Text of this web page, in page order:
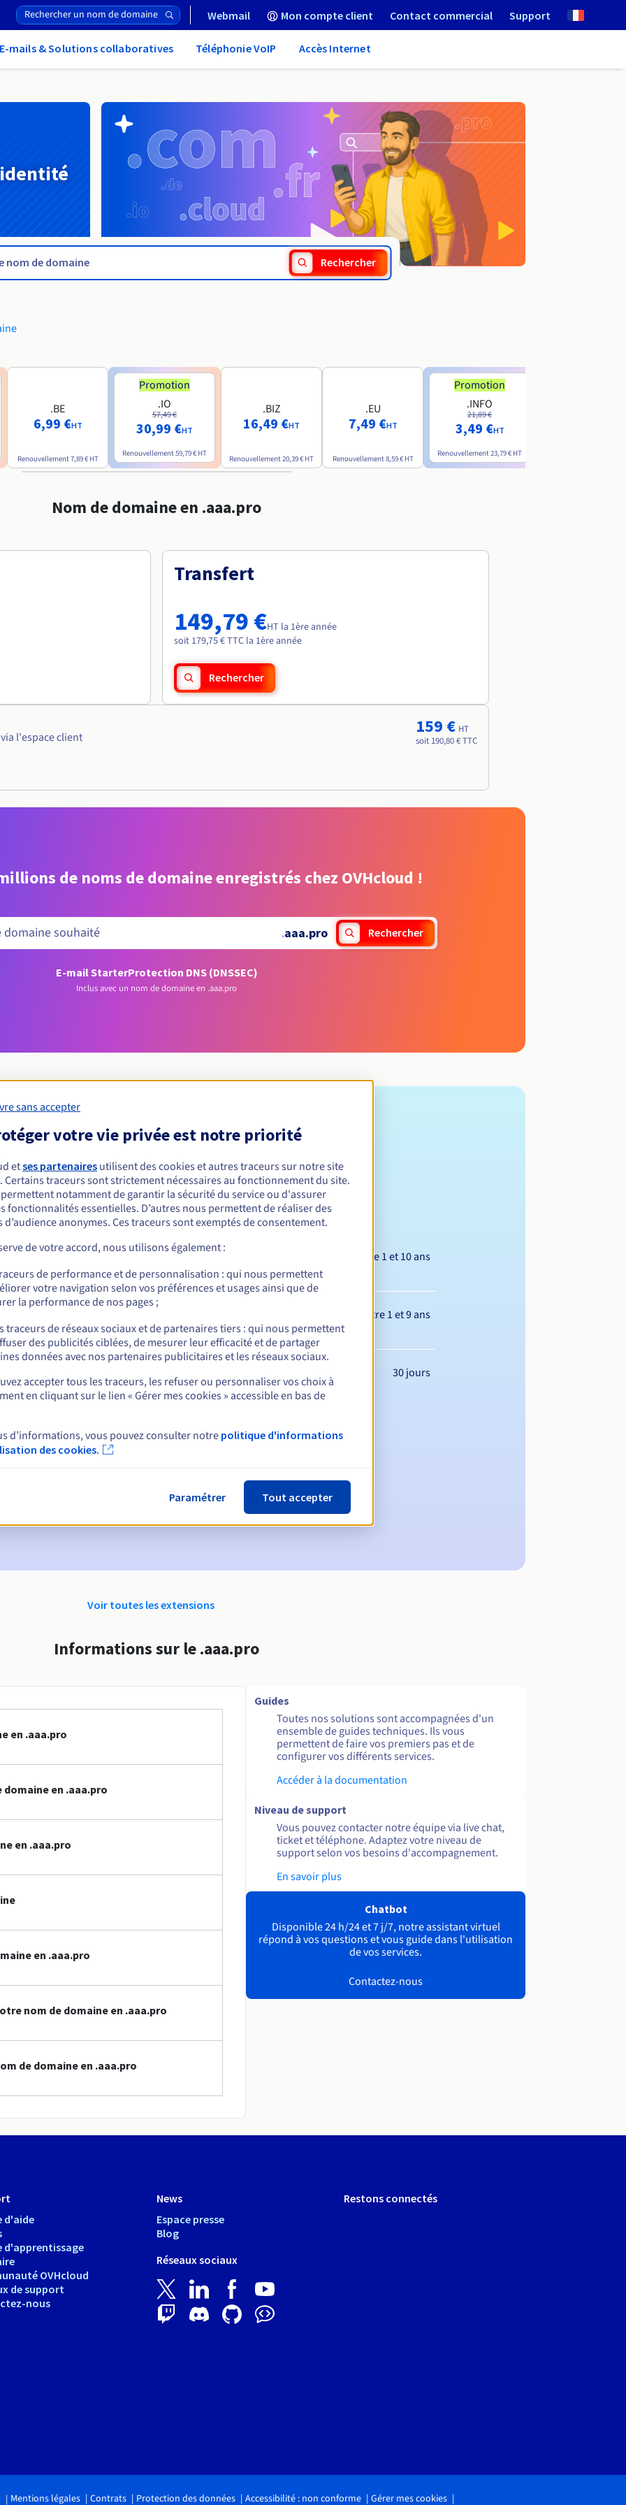
Webmail Mon compte client Contact commercial Support
E-mails & Solutions collaboratives Téléphonie VoIP Accès Internet
Rechercher
.BE
6,99 €HT
Renouvellement7,89 € HT
Promotion
.IO
57,49 €
30,99 €HT
Renouvellement59,79 € HT
.BIZ
16,49 €HT
Renouvellement20,39 € HT
.EU
7,49 €HT
Renouvellement8,59 € HT
Promotion
.INFO
21,89 €
3,49 €HT
Renouvellement23,79 € HT
Nom de domaine en .aaa.pro
Transfert
149,79 €HT la 1ère année
soit 179,75 € TTC la 1ère année
Rechercher
l'espace client
159 € HT
soit 190,80 € TTC
de noms de domaine enregistrés chez OVHcloud !
.aaa.pro Rechercher
E-mail StarterProtection DNS (DNSSEC)
Inclus avec un nom de domaine en .aaa.pro
Conditions d'éligibilité
.aaa.pro ?
physiques ou morales, sans restriction géographique.
Règles de gestion et notifications
Entre 1 et 10 ans
Entre 1 et 9 ans
30 jours
:
60, 30, 15, 7 et 3 jours avant la date d'échéance
pour notification de la suspension du nom de domaine
de rédemption pour notification de la suppression du nom de domaine
Voir toutes les extensions
Informations sur le .aaa.pro
en .aaa.pro
en .aaa.pro
en .aaa.pro
en .aaa.pro
nom de domaine en .aaa.pro
de domaine en .aaa.pro
Guides
Toutes nos solutions sont accompagnées d'un
ensemble de guides techniques. Ils vous
permettent de faire vos premiers pas et de
configurer vos différents services.
Accéder à la documentation
Niveau de support
Vous pouvez contacter notre équipe via live chat,
ticket et téléphone. Adaptez votre niveau de
support selon vos besoins d'accompagnement.
En savoir plus
Chatbot
Disponible 24 h/24 et 7 j/7, notre assistant virtuel
répond à vos questions et vous guide dans l'utilisation
de vos services.
Contactez-nous
d'aide
d'apprentissage
OVHcloud
de support
nous
News
Espace presse
Blog
Réseaux sociaux
Restons connectés
Mentions légales Contrats Protection des données Accessibilité : non conforme Gérer mes cookies
sans accepter
votre vie privée est notre priorité
etses partenaires utilisent des cookies et autres traceurs sur notre site
Certains traceurs sont strictement nécessaires au fonctionnement du site.
notamment de garantir la sécurité du service ou d'assurer
fonctionnalités essentielles. D’autres nous permettent de réaliser des
d’audience anonymes. Ces traceurs sont exemptés de consentement.
de votre accord, nous utilisons également :
de performance et de personnalisation : qui nous permettent
votre navigation selon vos préférences et usages ainsi que de
la performance de nos pages ;
traceurs de réseaux sociaux et de partenaires tiers : qui nous permettent
des publicités ciblées, de mesurer leur efficacité et de partager
données avec nos partenaires publicitaires et les réseaux sociaux.
accepter tous les traceurs, les refuser ou personnaliser vos choix à
en cliquant sur le lien « Gérer mes cookies » accessible en bas de
d’informations, vous pouvez consulter notre politique d'informations
des cookies.
Paramétrer Tout accepter